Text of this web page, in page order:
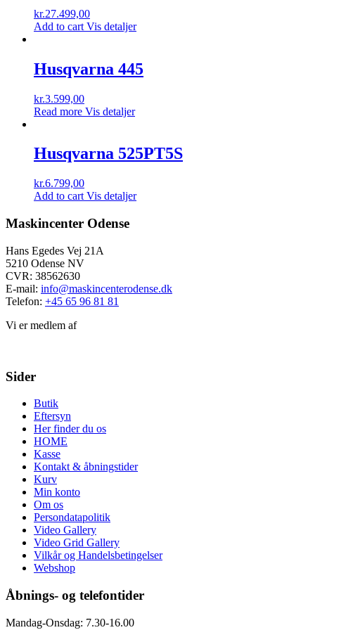
kr.27.499,00
Add to cart Vis detaljer
Husqvarna 445
kr.3.599,00
Read more Vis detaljer
Husqvarna 525PT5S
kr.6.799,00
Add to cart Vis detaljer
Maskincenter Odense
Hans Egedes Vej 21A
5210 Odense NV
CVR: 38562630
E-mail: info@maskincenterodense.dk
Telefon: +45 65 96 81 81
Vi er medlem af
Sider
Butik
Eftersyn
Her finder du os
HOME
Kasse
Kontakt & åbningstider
Kurv
Min konto
Om os
Persondatapolitik
Video Gallery
Video Grid Gallery
Vilkår og Handelsbetingelser
Webshop
Åbnings- og telefontider
Mandag-Onsdag: 7.30-16.00